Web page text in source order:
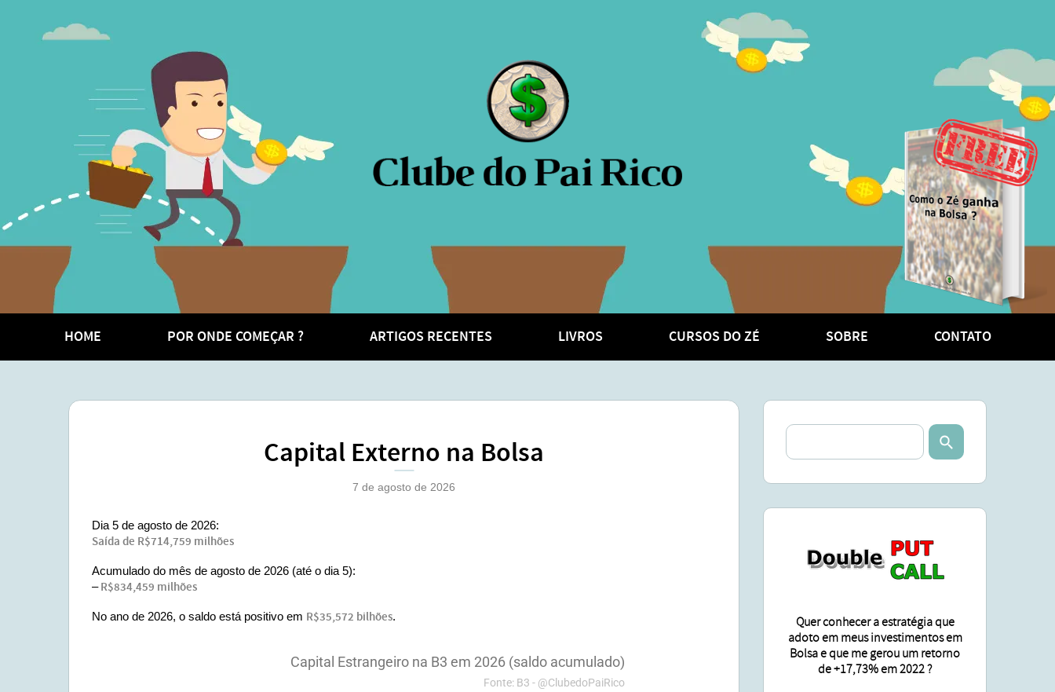
HOME POR ONDE COMEÇAR ? ARTIGOS RECENTES LIVROS CURSOS DO ZÉ SOBRE CONTATO
Capital Externo na Bolsa
7 de agosto de 2026
Dia 5 de agosto de 2026:
Saída de R$714,759 milhões
Acumulado do mês de agosto de 2026 (até o dia 5):
–R$834,459 milhões
No ano de 2026, o saldo está positivo em R$35,572 bilhões.
Quer conhecer a estratégia que
adoto em meus investimentos em
Bolsa e que me gerou um retorno
de +17,73% em 2022 ?